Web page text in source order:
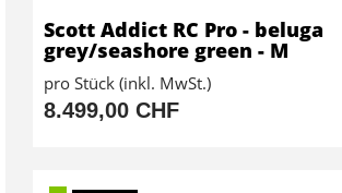
Scott Addict RC Pro - beluga
grey/seashore green - M
pro Stück (inkl. MwSt.)
8.499,00 CHF